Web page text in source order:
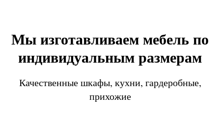
Мы изготавливаем мебель по
индивидуальным размерам
Качественные шкафы, кухни, гардеробные,
прихожие